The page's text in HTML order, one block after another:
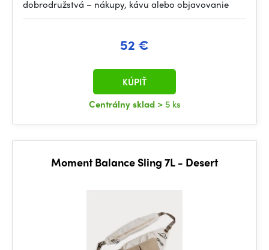
dobrodružstvá – nákupy, kávu alebo objavovanie
52 €
Centrálny sklad > 5 ks
KÚPIŤ
Moment Balance Sling 7L - Desert